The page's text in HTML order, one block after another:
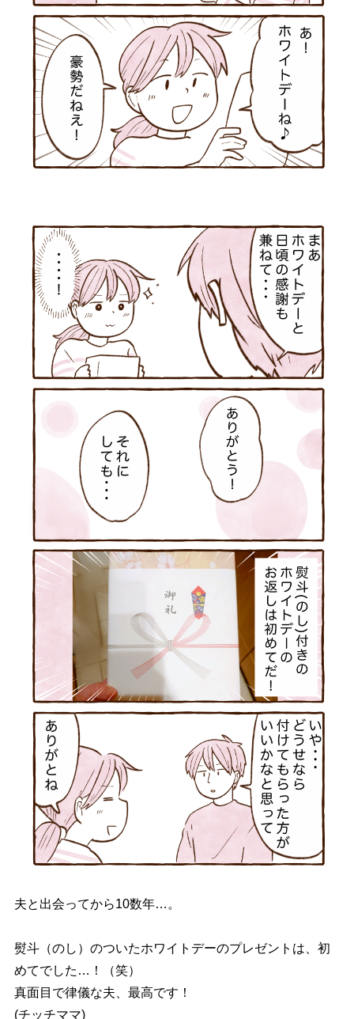
夫と出会ってから10数年…。
熨斗（のし）のついたホワイトデーのプレゼントは、初
めてでした…！（笑）
真面目で律儀な夫、最高です！
(チッチママ)